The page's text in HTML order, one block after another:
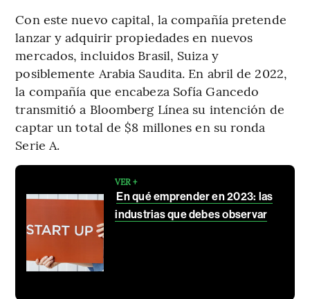
Con este nuevo capital, la compañía pretende
lanzar y adquirir propiedades en nuevos
mercados, incluidos Brasil, Suiza y
posiblemente Arabia Saudita. En abril de 2022,
la compañía que encabeza Sofía Gancedo
transmitió a Bloomberg Línea su intención de
captar un total de $8 millones en su ronda
Serie A.
VER +
En qué emprender en 2023: las
industrias que debes observar